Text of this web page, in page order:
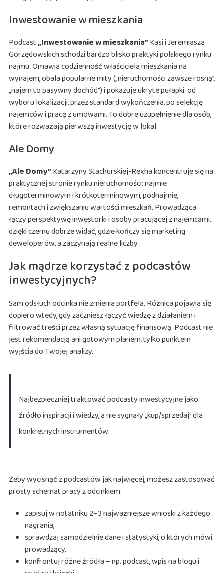
Inwestowanie w mieszkania
Podcast„Inwestowanie w mieszkania”Kasi i Jeremiasza
Gorzędowskich schodzi bardzo blisko praktyki polskiego rynku
najmu. Omawia codzienność właściciela mieszkania na
wynajem, obala popularne mity („nieruchomości zawsze rosną”,
„najem to pasywny dochód”) i pokazuje ukryte pułapki: od
wyboru lokalizacji, przez standard wykończenia, po selekcję
najemców i pracę z umowami. To dobre uzupełnienie dla osób,
które rozważają pierwszą inwestycję w lokal.
Ale Domy
„Ale Domy”Katarzyny Stachurskiej-Rexha koncentruje się na
praktycznej stronie rynku nieruchomości: najmie
długoterminowym i krótkoterminowym, podnajmie,
remontach i zwiększaniu wartości mieszkań. Prowadząca
łączy perspektywę inwestorki i osoby pracującej z najemcami,
dzięki czemu dobrze widać, gdzie kończy się marketing
deweloperów, a zaczynają realne liczby.
Jak mądrze korzystać z podcastów
inwestycyjnych?
Sam odsłuch odcinka nie zmienia portfela. Różnica pojawia się
dopiero wtedy, gdy zaczniesz łączyć wiedzę z działaniem i
filtrować treści przez własną sytuację finansową. Podcast nie
jest rekomendacją ani gotowym planem, tylko punktem
wyjścia do Twojej analizy.
Najbezpieczniej traktować podcasty inwestycyjne jako
źródło inspiracji i wiedzy, a nie sygnały „kup/sprzedaj” dla
konkretnych instrumentów.
Żeby wycisnąć z podcastów jak najwięcej, możesz zastosować
prosty schemat pracy z odcinkiem:
zapisuj w notatniku 2–3 najważniejsze wnioski z każdego
nagrania,
sprawdzaj samodzielnie dane i statystyki, o których mówi
prowadzący,
konfrontuj różne źródła – np. podcast, wpis na blogu i